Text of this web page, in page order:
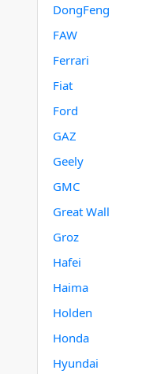
DongFeng
FAW
Ferrari
Fiat
Ford
GAZ
Geely
GMC
Great Wall
Groz
Hafei
Haima
Holden
Honda
Hyundai